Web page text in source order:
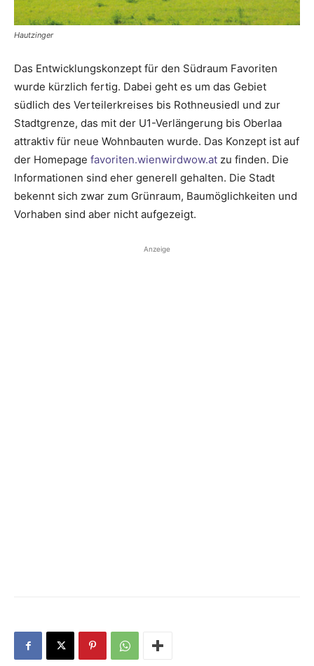
Hautzinger
Das Entwicklungskonzept für den Südraum Favoriten
wurde kürzlich fertig. Dabei geht es um das Gebiet
südlich des Verteilerkreises bis Rothneusiedl und zur
Stadtgrenze, das mit der U1-Verlängerung bis Oberlaa
attraktiv für neue Wohnbauten wurde. Das Konzept ist auf
der Homepage favoriten.wienwirdwow.at zu finden. Die
Informationen sind eher generell gehalten. Die Stadt
bekennt sich zwar zum Grünraum, Baumöglichkeiten und
Vorhaben sind aber nicht aufgezeigt.
Anzeige